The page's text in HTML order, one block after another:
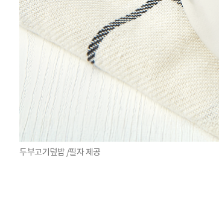
두부고기덮밥 /필자 제공